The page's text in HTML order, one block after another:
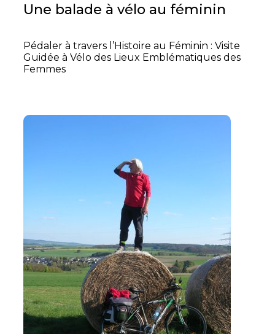
Une balade à vélo au féminin
Pédaler à travers l’Histoire au Féminin : Visite
Guidée à Vélo des Lieux Emblématiques des
Femmes